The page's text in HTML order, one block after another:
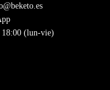
18:00 (lun-vie)